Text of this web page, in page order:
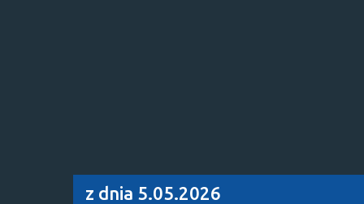
z dnia 5.05.2026